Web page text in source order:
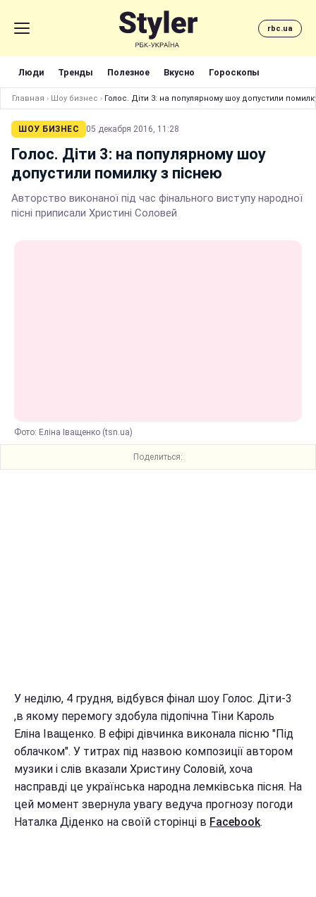
rbc.ua
Люди Тренды Полезное Вкусно Гороскопы
Главная › Шоу бизнес › Голос. Діти 3: на популярному шоу допустили
ШОУ БИЗНЕС 05 декабря 2016, 11:28
Голос. Діти 3: на популярному шоу
допустили помилку з піснею
Авторство виконаної під час фінального виступу народної
пісні приписали Христині Соловей
Фото: Еліна Іващенко (tsn.ua)
Поделиться:
У неділю, 4 грудня, відбувся фінал шоу Голос. Діти-3
,в якому перемогу здобула підопічна Тіни Кароль
Еліна Іващенко. В ефірі дівчинка виконала пісню "Під
облачком". У титрах під назвою композиції автором
музики і слів вказали Христину Соловій, хоча
насправді це українська народна лемківська пісня. На
цей момент звернула увагу ведуча прогнозу погоди
Наталка Діденко на своїй сторінці в Facebook.